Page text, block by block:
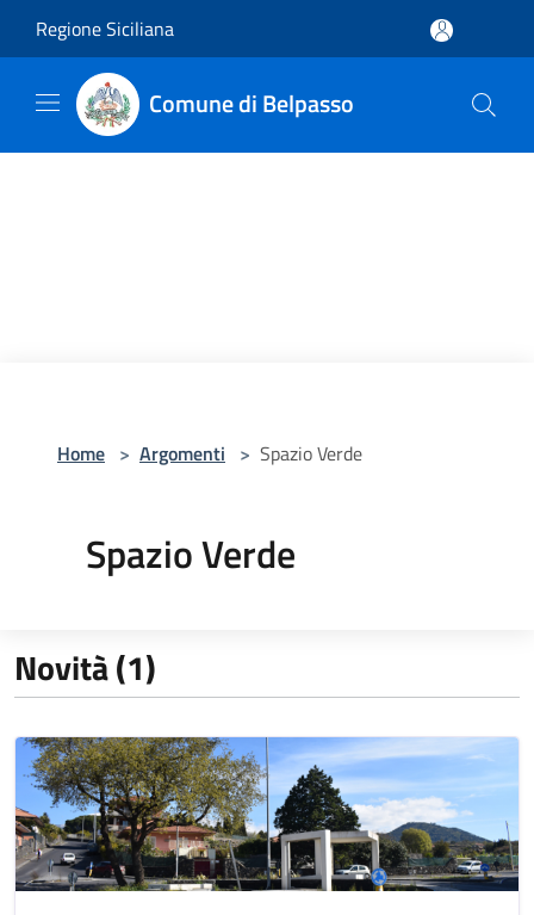
Regione Siciliana
Comune di Belpasso
Home > Argomenti > Spazio Verde
Spazio Verde
Novità (1)